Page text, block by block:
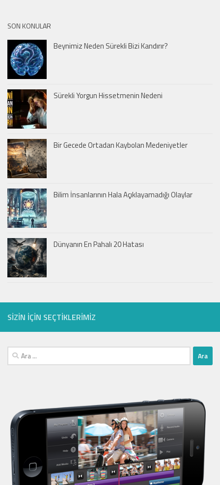
SON KONULAR
Beynimiz Neden Sürekli Bizi Kandırır?
Sürekli Yorgun Hissetmenin Nedeni
Bir Gecede Ortadan Kaybolan Medeniyetler
Bilim İnsanlarının Hala Açıklayamadığı Olaylar
Dünyanın En Pahalı 20 Hatası
SIZIN IÇIN SEÇTIKLERIMIZ
Arama: